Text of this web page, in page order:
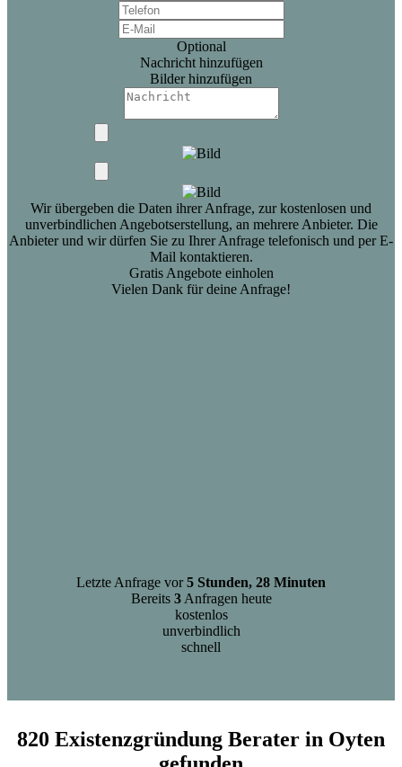
Optional
Nachricht hinzufügen
Bilder hinzufügen
Wir übergeben die Daten ihrer Anfrage, zur kostenlosen und
unverbindlichen Angebotserstellung, an mehrere Anbieter. Die
Anbieter und wir dürfen Sie zu Ihrer Anfrage telefonisch und per E-
Mail kontaktieren.
Gratis Angebote einholen
Vielen Dank für deine Anfrage!
Letzte Anfrage vor5 Stunden, 28 Minuten
Bereits 3Anfragen heute
kostenlos
unverbindlich
schnell
820 Existenzgründung Berater in Oyten